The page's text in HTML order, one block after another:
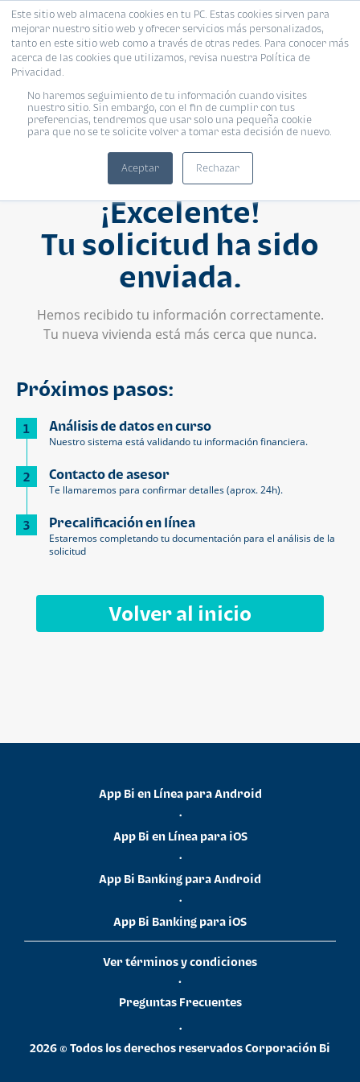
Este sitio web almacena cookies en tu PC. Estas cookies sirven para
mejorar nuestro sitio web y ofrecer servicios más personalizados,
tanto en este sitio web como a través de otras redes. Para conocer más
acerca de las cookies que utilizamos, revisa nuestra Política de
Privacidad.
No haremos seguimiento de tu información cuando visites
nuestro sitio. Sin embargo, con el fin de cumplir con tus
preferencias, tendremos que usar solo una pequeña cookie
para que no se te solicite volver a tomar esta decisión de nuevo.
Aceptar Rechazar
¡Excelente!
Tu solicitud ha sido
enviada.
Hemos recibido tu información correctamente.
Tu nueva vivienda está más cerca que nunca.
Próximos pasos:
1 Análisis de datos en curso
Nuestro sistema está validando tu información financiera.
2 Contacto de asesor
Te llamaremos para confirmar detalles (aprox. 24h).
3 Precalificación en línea
Estaremos completando tu documentación para el análisis de la
solicitud
Volver al inicio
App Bi en Línea para Android
•
App Bi en Línea para iOS
•
App Bi Banking para Android
•
App Bi Banking para iOS
Ver términos y condiciones
•
Preguntas Frecuentes
•
2026 © Todos los derechos reservados Corporación Bi